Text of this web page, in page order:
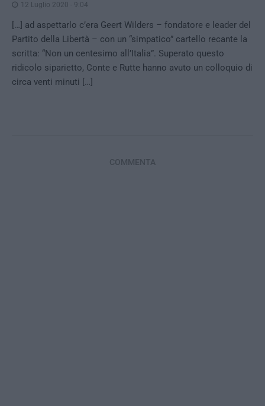
12 Luglio 2020 - 9:04
[…] ad aspettarlo c’era Geert Wilders – fondatore e leader del
Partito della Libertà – con un “simpatico” cartello recante la
scritta: “Non un centesimo all’Italia”. Superato questo
ridicolo siparietto, Conte e Rutte hanno avuto un colloquio di
circa venti minuti […]
COMMENTA